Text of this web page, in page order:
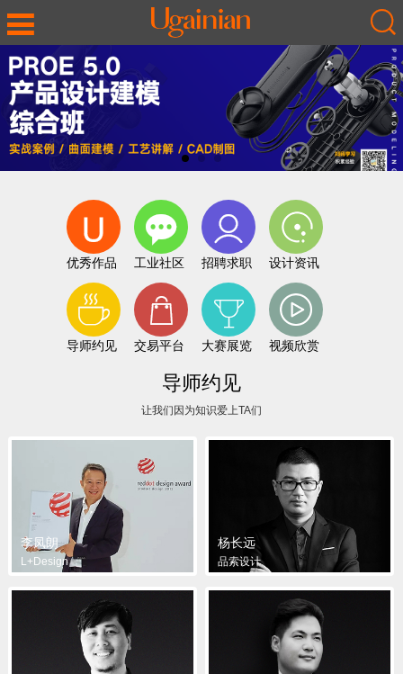
优秀作品 工业社区 招聘求职 设计资讯
导师约见 交易平台 大赛展览 视频欣赏
导师约见
让我们因为知识爱上TA们
李凤朗
L+Design
杨长远
品索设计